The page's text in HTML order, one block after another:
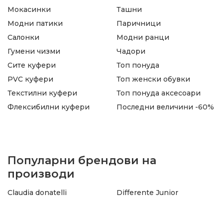
Мокасинки
Модни патики
Салонки
Гумени чизми
Ташни
Паричници
Модни ранци
Чадори
Сите куфери
PVC куфери
Текстилни куфери
Флексибилни куфери
Топ понуда
Топ женски обувки
Топ понуда аксесоари
Последни величини -60%
Популарни брендови на
производи
Claudia donatelli
Differente Junior